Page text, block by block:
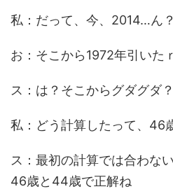
私：だって、今、2014…ん
お：そこから1972年引いた
ス：は？そこからグダグダ
私：どう計算したって、46
ス：最初の計算では合わな
46歳と44歳で正解ね